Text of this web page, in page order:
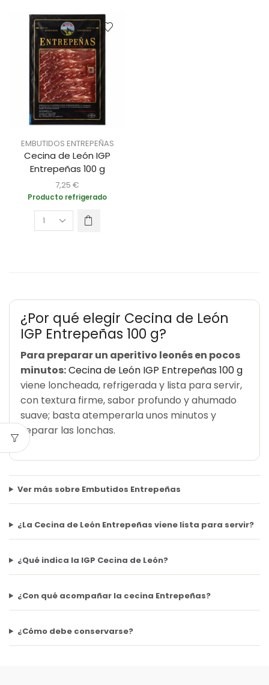
EMBUTIDOS ENTREPEÑAS
Cecina de León IGP
Entrepeñas 100 g
7,25 €
Producto refrigerado
¿Por qué elegir Cecina de León
IGP Entrepeñas 100 g?
Para preparar un aperitivo leonés en pocos
minutos:Cecina de León IGP Entrepeñas 100 g
viene loncheada, refrigerada y lista para servir,
con textura firme, sabor profundo y ahumado
suave; basta atemperarla unos minutos y
separar las lonchas.
Ver más sobre Embutidos Entrepeñas
¿La Cecina de León Entrepeñas viene lista para servir?
¿Qué indica la IGP Cecina de León?
¿Con qué acompañar la cecina Entrepeñas?
¿Cómo debe conservarse?